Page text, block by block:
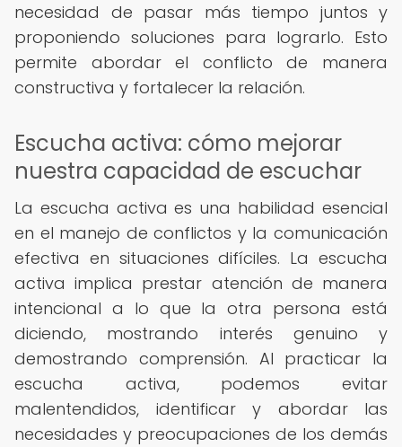
necesidad de pasar más tiempo juntos y
proponiendo soluciones para lograrlo. Esto
permite abordar el conflicto de manera
constructiva y fortalecer la relación.
Escucha activa: cómo mejorar
nuestra capacidad de escuchar
La escucha activa es una habilidad esencial
en el manejo de conflictos y la comunicación
efectiva en situaciones difíciles. La escucha
activa implica prestar atención de manera
intencional a lo que la otra persona está
diciendo, mostrando interés genuino y
demostrando comprensión. Al practicar la
escucha activa, podemos evitar
malentendidos, identificar y abordar las
necesidades y preocupaciones de los demás